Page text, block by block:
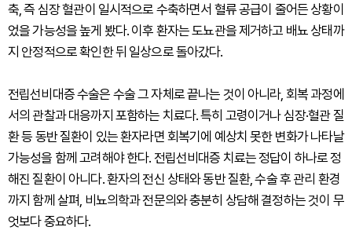
축, 즉 심장 혈관이 일시적으로 수축하면서 혈류 공급이 줄어든 상황이
었을 가능성을 높게 봤다. 이후 환자는 도뇨관을 제거하고 배뇨 상태까
지 안정적으로 확인한 뒤 일상으로 돌아갔다.
전립선비대증 수술은 수술 그 자체로 끝나는 것이 아니라, 회복 과정에
서의 관찰과 대응까지 포함하는 치료다. 특히 고령이거나 심장·혈관 질
환 등 동반 질환이 있는 환자라면 회복기에 예상치 못한 변화가 나타날
가능성을 함께 고려해야 한다. 전립선비대증 치료는 정답이 하나로 정
해진 질환이 아니다. 환자의 전신 상태와 동반 질환, 수술 후 관리 환경
까지 함께 살펴, 비뇨의학과 전문의와 충분히 상담해 결정하는 것이 무
엇보다 중요하다.